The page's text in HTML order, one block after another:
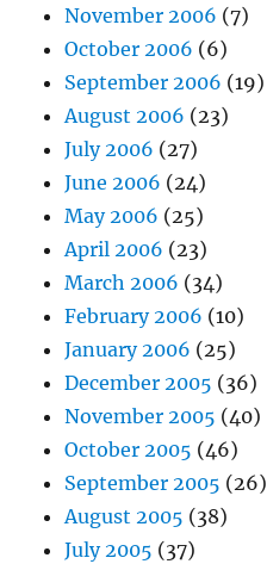
November 2006 (7)
October 2006 (6)
September 2006 (19)
August 2006 (23)
July 2006 (27)
June 2006 (24)
May 2006 (25)
April 2006 (23)
March 2006 (34)
February 2006 (10)
January 2006 (25)
December 2005 (36)
November 2005 (40)
October 2005 (46)
September 2005 (26)
August 2005 (38)
July 2005 (37)